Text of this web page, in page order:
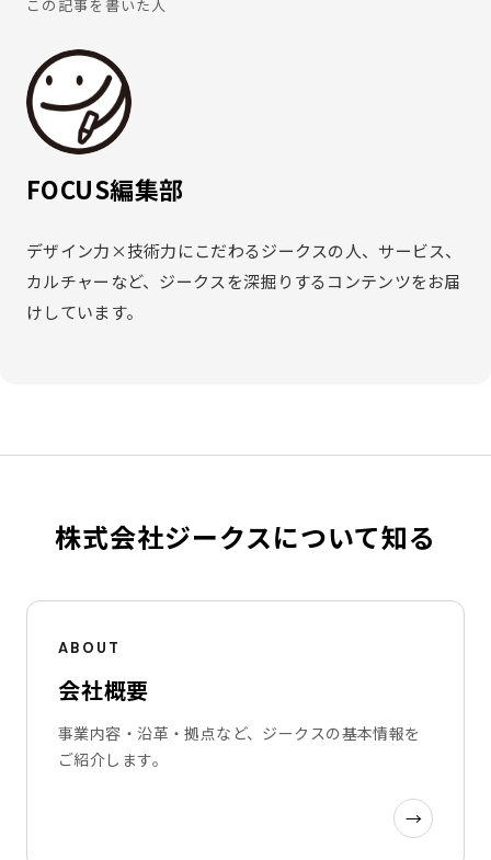
この記事を書いた人
FOCUS編集部
デザイン力×技術力にこだわるジークスの人、サービス、
カルチャーなど、ジークスを深掘りするコンテンツをお届
けしています。
株式会社ジークスについて知る
ABOUT
会社概要
事業内容・沿革・拠点など、ジークスの基本情報を
ご紹介します。
→